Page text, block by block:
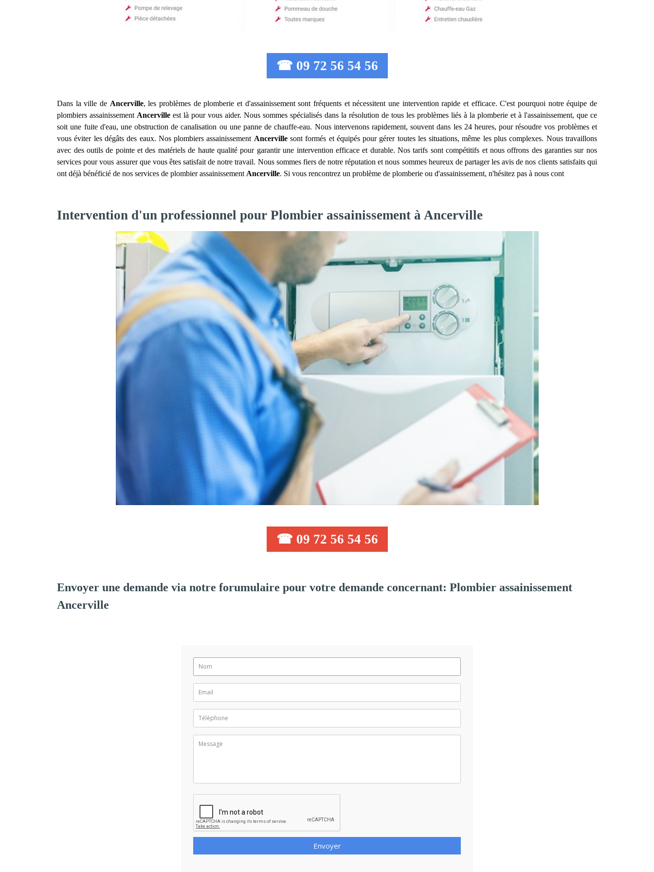
☎ 09 72 56 54 56
Dans la ville de Ancerville, les problèmes de plomberie et d'assainissement sont fréquents et nécessitent une intervention rapide et efficace. C'est pourquoi notre équipe de
plombiers assainissement Ancerville est là pour vous aider. Nous sommes spécialisés dans la résolution de tous les problèmes liés à la plomberie et à l'assainissement, que ce
soit une fuite d'eau, une obstruction de canalisation ou une panne de chauffe-eau. Nous intervenons rapidement, souvent dans les 24 heures, pour résoudre vos problèmes et
vous éviter les dégâts des eaux. Nos plombiers assainissement Ancervillesont formés et équipés pour gérer toutes les situations, même les plus complexes. Nous travaillons
avec des outils de pointe et des matériels de haute qualité pour garantir une intervention efficace et durable. Nos tarifs sont compétitifs et nous offrons des garanties sur nos
services pour vous assurer que vous êtes satisfait de notre travail. Nous sommes fiers de notre réputation et nous sommes heureux de partager les avis de nos clients satisfaits qui
ont déjà bénéficié de nos services de plombier assainissement Ancerville. Si vous rencontrez un problème de plomberie ou d'assainissement, n'hésitez pas à nous cont
Intervention d'un professionnel pour Plombier assainissement à Ancerville
☎ 09 72 56 54 56
Envoyer une demande via notre forumulaire pour votre demande concernant: Plombier assainissement
Ancerville
Envoyer